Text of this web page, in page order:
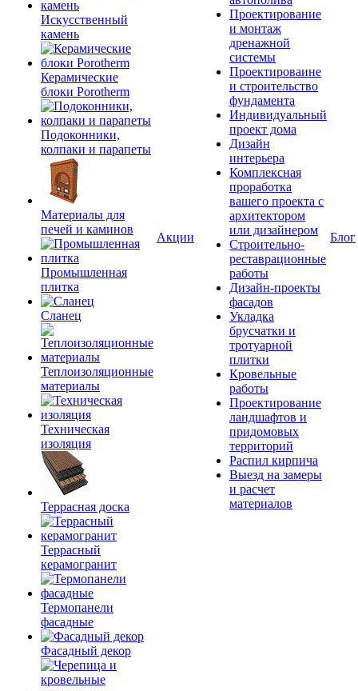
Искусственный
камень
Керамические
блоки Porotherm
Подоконники,
колпаки и парапеты
Материалы для
печей и каминов
Промышленная
плитка
Сланец
Теплоизоляционные
материалы
Техническая
изоляция
Террасная доска
Террасный
керамогранит
Термопанели
фасадные
Фасадный декор
Акции
Проектирование
и монтаж
дренажной
системы
Проектироваине
и строительство
фундамента
Индивидуальный
проект дома
Дизайн
интерьера
Комплексная
проработка
вашего проекта с
архитектором
или дизайнером
Строительно-
реставрационные
работы
Дизайн-проекты
фасадов
Укладка
брусчатки и
тротуарной
плитки
Кровельные
работы
Проектирование
ландшафтов и
придомовых
территорий
Распил кирпича
Выезд на замеры
и расчет
материалов
Блог